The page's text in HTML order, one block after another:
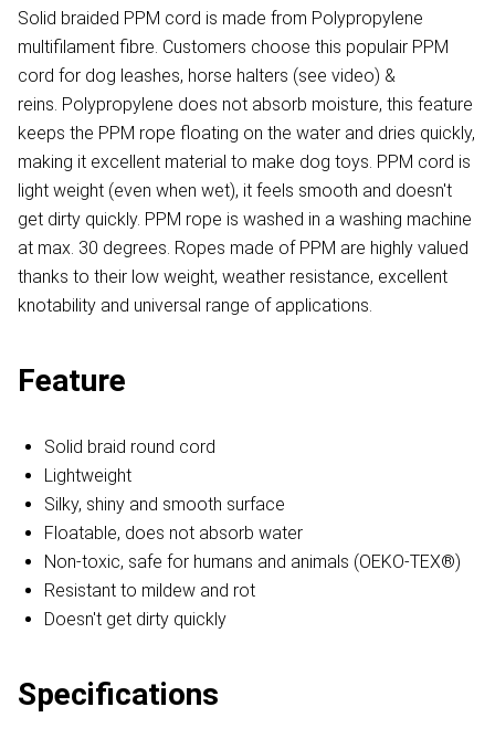
Solid braided PPM cord is made from Polypropylene
multifilament fibre. Customers choose this populair PPM
cord for dog leashes, horse halters (see video) &
reins. Polypropylene does not absorb moisture, this feature
keeps the PPM rope floating on the water and dries quickly,
making it excellent material to make dog toys. PPM cord is
light weight (even when wet), it feels smooth and doesn't
get dirty quickly. PPM rope is washed in a washing machine
at max. 30 degrees. Ropes made of PPM are highly valued
thanks to their low weight, weather resistance, excellent
knotability and universal range of applications.
Feature
Solid braid round cord
Lightweight
Silky, shiny and smooth surface
Floatable, does not absorb water
Non-toxic, safe for humans and animals (OEKO-TEX®)
Resistant to mildew and rot
Doesn't get dirty quickly
Specifications